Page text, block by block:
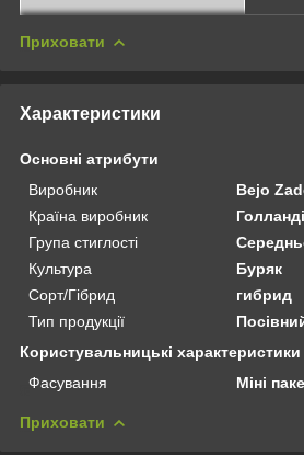
Приховати
Характеристики
Основні атрибути
Виробник
Bejo
Країна виробник
Група стиглості
Культура
Буряк
Сорт/Гібрид
гибрид
Тип продукції
Користувальницькі характеристики
Фасування
Міні
Приховати